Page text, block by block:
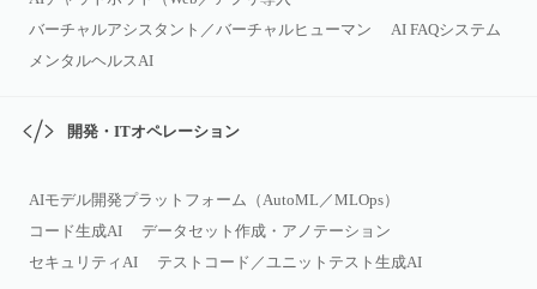
バーチャルアシスタント／バーチャルヒューマン
AI FAQシステム
メンタルヘルスAI
開発・ITオペレーション
AIモデル開発プラットフォーム（AutoML／MLOps）
コード生成AI
データセット作成・アノテーション
セキュリティAI
テストコード／ユニットテスト生成AI